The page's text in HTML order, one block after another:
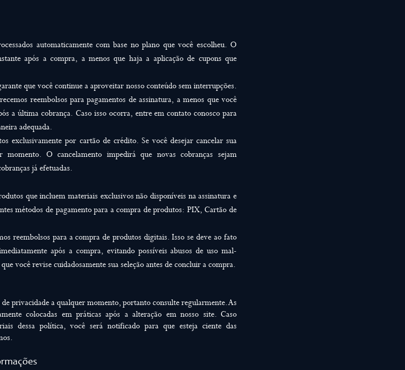
automaticamente com base no plano que você escolheu. O
após a compra, a menos que haja a aplicação de cupons que
que você continue a aproveitar nosso conteúdo sem interrupções.
reembolsos para pagamentos de assinatura, a menos que você
a última cobrança. Caso isso ocorra, entre em contato conosco para
adequada.
exclusivamente por cartão de crédito. Se você desejar cancelar sua
momento. O cancelamento impedirá que novas cobranças sejam
já efetuadas.
que incluem materiais exclusivos não disponíveis na assinatura e
métodos de pagamento para a compra de produtos: PIX, Cartão de
reembolsos para a compra de produtos digitais. Isso se deve ao fato
após a compra, evitando possíveis abusos de uso mal-
você revise cuidadosamente sua seleção antes de concluir a compra.
privacidade a qualquer momento, portanto consulte regularmente. As
colocadas em práticas após a alteração em nosso site. Caso
dessa política, você será notificado para que esteja ciente das